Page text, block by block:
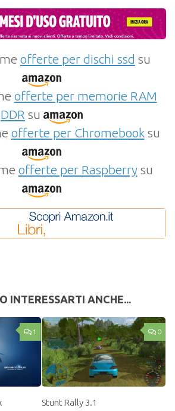
offerte per dischi ssd su
offerte per memorie RAM
DDR su
offerte per Chromebooksu
offerte per Raspberrysu
INTERESSARTI ANCHE...
1 0
Stunt Rally 3.1